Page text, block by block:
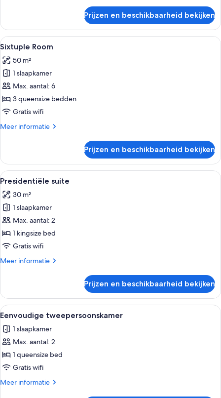
suite
Prijzen en beschikbaarheid bekijken
Alle
foto's
voor
Sixtuple
Room
laden
Een moderne slaapkamer met een
4
Sixtuple Room
50 m²
1 slaapkamer
Max. aantal: 6
3 queensize bedden
Gratis wifi
Meer informatie
Meer
Room
Prijzen en beschikbaarheid bekijken
Alle
foto's
voor
Presidentiële
suite
laden
Een slaapkamer op zolder met een
5
Presidentiële suite
30 m²
1 slaapkamer
Max. aantal: 2
1 kingsize bed
Gratis wifi
Meer informatie
Meer
suite
Prijzen en beschikbaarheid bekijken
Alle
foto's
voor
Eenvoudige
tweepersoonskamer
laden
Een kleine kamer met een bed, een
1
Eenvoudige tweepersoonskamer
1 slaapkamer
Max. aantal: 2
1 queensize bed
Gratis wifi
Meer informatie
Meer